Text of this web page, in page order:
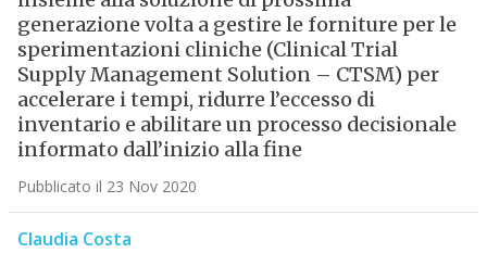
generazione volta a gestire le forniture per le
sperimentazioni cliniche (Clinical Trial
Supply Management Solution – CTSM) per
accelerare i tempi, ridurre l’eccesso di
inventario e abilitare un processo decisionale
informato dall’inizio alla fine
Pubblicato il 23 Nov 2020
Claudia Costa